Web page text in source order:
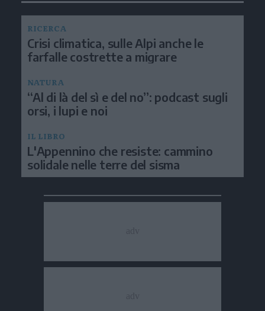
RICERCA
Crisi climatica, sulle Alpi anche le
farfalle costrette a migrare
NATURA
“Al di là del sì e del no”: podcast sugli
orsi, i lupi e noi
IL LIBRO
L'Appennino che resiste: cammino
solidale nelle terre del sisma